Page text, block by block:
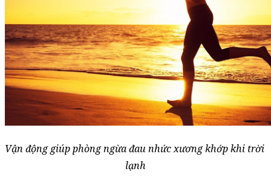
Vận động giúp phòng ngừa đau nhức xương khớp khi trời
lạnh